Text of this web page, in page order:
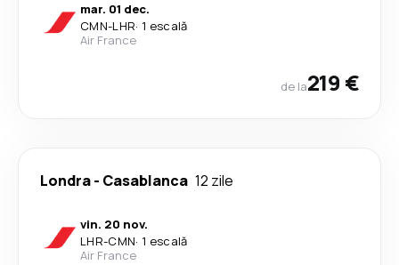
mar. 01 dec.
CMN-LHR· 1 escală
Air France
de la219 €
Londra- Casablanca 12 zile
vin. 20 nov.
LHR-CMN· 1 escală
Air France